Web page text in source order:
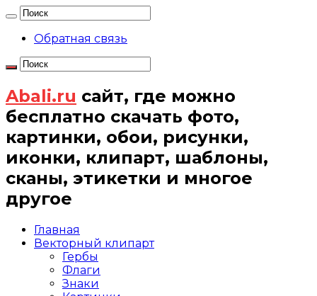
Обратная связь
Abali.ru сайт, где можно
бесплатно скачать фото,
картинки, обои, рисунки,
иконки, клипарт, шаблоны,
сканы, этикетки и многое
другое
Главная
Векторный клипарт
Гербы
Флаги
Знаки